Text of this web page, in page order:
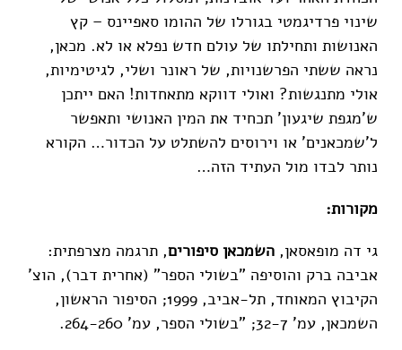
שינוי פרדיגמטי בגורלו של ההומו סאפיינס – קץ
האנושות ותחילתו של עולם חדש נפלא או לא. מכאן,
נראה ששתי הפרשנויות, של ראונר ושלי, לגיטימיות,
אולי מתנגשות? ואולי דווקא מתאחדות! האם ייתכן
ש'מגפת שיגעון' תכחיד את המין האנושי ותאפשר
ל'שמכאנים' או וירוסים להשתלט על הכדור… הקורא
נותר לבדו מול העתיד הזה…
מקורות:
גי דה מופאסאן, השמכאן סיפורים, תרגמה מצרפתית:
אביבה ברק והוסיפה "בשולי הספר" (אחרית דבר), הוצ'
הקיבוץ המאוחד, תל-אביב, 1999; הסיפור הראשון,
השמכאן, עמ' 32-7; "בשולי הספר, עמ' 264-260.